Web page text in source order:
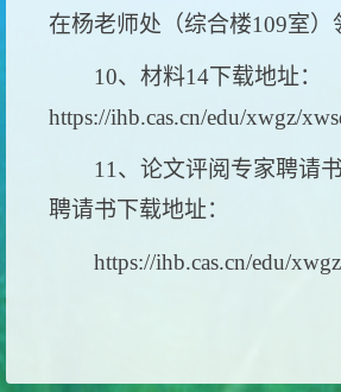
在杨老师处（综合楼109室）
10、材料14下载地址：
https://ihb.cas.cn/edu/xwgz/
11、论文评阅专家聘请
聘请书下载地址：
https://ihb.cas.cn/edu/